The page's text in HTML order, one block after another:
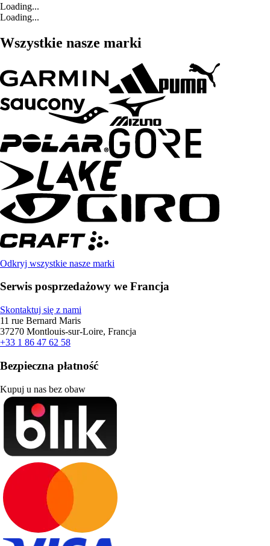
Loading...
Loading...
Wszystkie nasze marki
Odkryj wszystkie nasze marki
Serwis posprzedażowy we Francja
Skontaktuj się z nami
11 rue Bernard Maris
37270 Montlouis-sur-Loire, Francja
+33 1 86 47 62 58
Bezpieczna płatność
Kupuj u nas bez obaw